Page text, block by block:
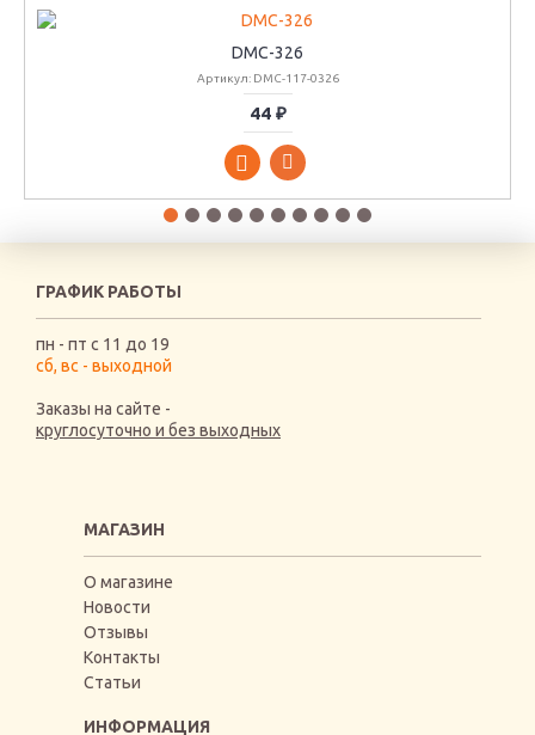
DMC-326
Артикул: DMC-117-0326
44 ₽
ГРАФИК РАБОТЫ
пн - пт с 11 до 19
сб, вс - выходной
Заказы на сайте -
круглосуточно и без выходных
МАГАЗИН
О магазине
Новости
Отзывы
Контакты
Статьи
ИНФОРМАЦИЯ